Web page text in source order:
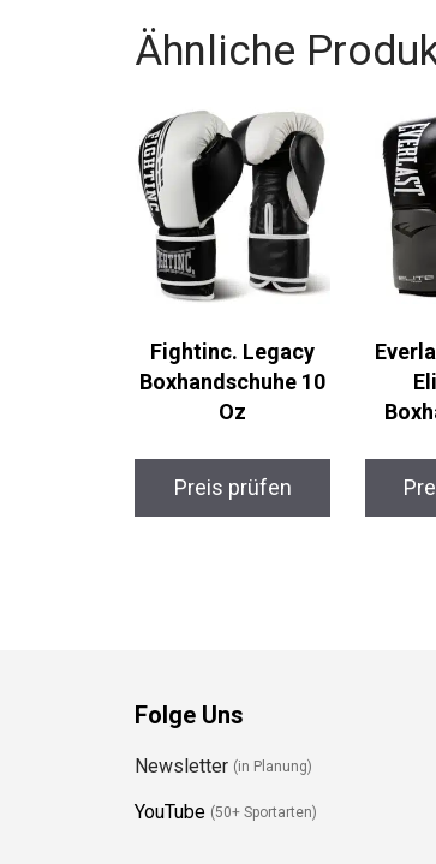
Ähnliche
Fightinc. Legacy
Boxhandschuhe 10
Oz
Preis prüfen
Folge Uns
Newsletter(in Planung)
YouTube (50+ Sportarten)